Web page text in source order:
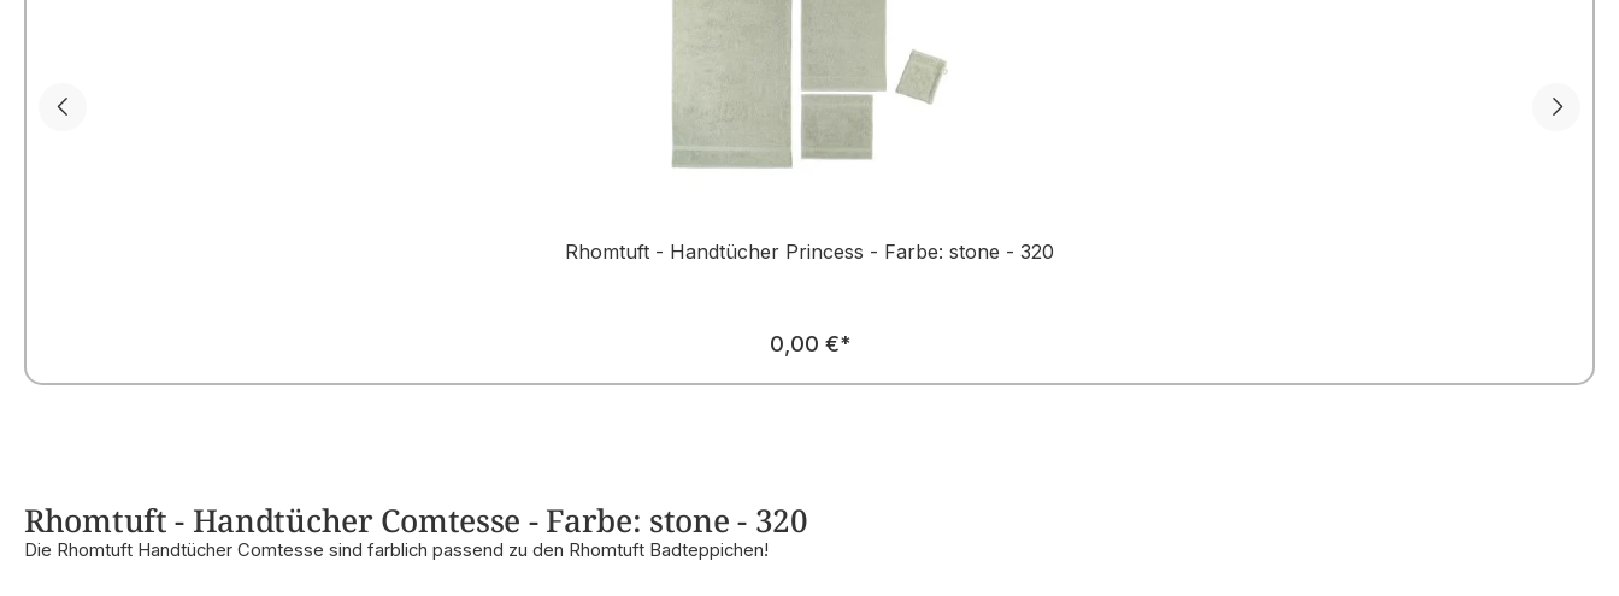
Rhomtuft - Handtücher Princess - Farbe: stone - 320
Regulärer Preis:
0,00 €*
Rhomtuft - Handtücher Comtesse - Farbe: stone - 320
Die Rhomtuft Handtücher Comtesse sind farblich passend zu den Rhomtuft Badteppichen!